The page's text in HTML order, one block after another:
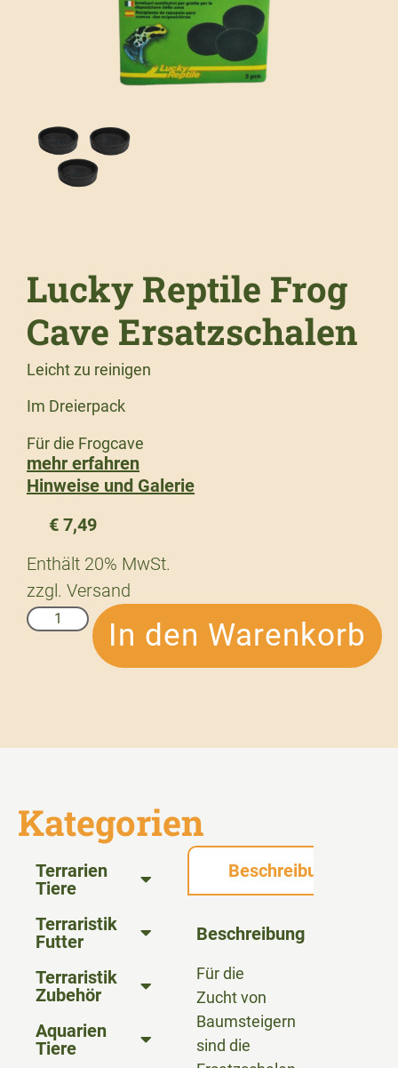
Lucky Reptile Frog
Cave Ersatzschalen
Leicht zu reinigen
Im Dreierpack
Für die Frogcave
mehr erfahren
Hinweise und Galerie
€ 7,49
Enthält 20% MwSt.
zzgl. Versand
In den Warenkorb
Kategorien
Terrarien
Tiere
Terraristik
Futter
Terraristik
Zubehör
Aquarien
Tiere
Beschreibung
Beschreibung
Für die
Zucht von
Baumsteigern
sind die